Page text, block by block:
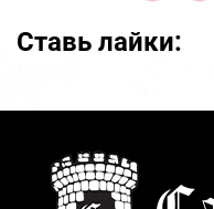
Ставь лайки: